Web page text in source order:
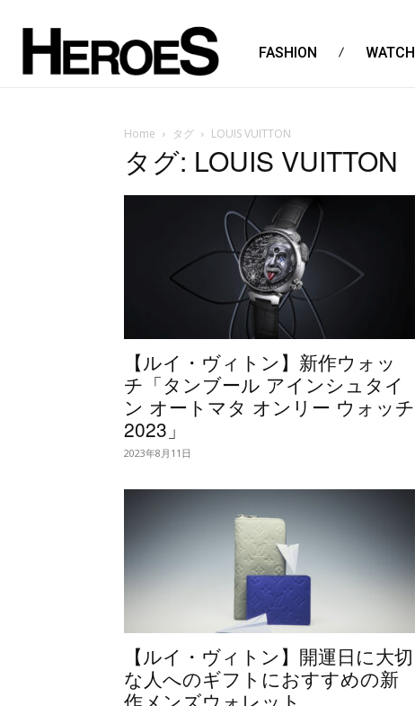
FASHION WATCH
Home タグ LOUIS VUITTON
タグ: LOUIS VUITTON
【ルイ・ヴィトン】新作ウォッ
チ「タンブール アインシュタイ
ン オートマタ オンリー ウォッチ
2023」
2023年8月11日
【ルイ・ヴィトン】開運日に大切
な人へのギフトにおすすめの新